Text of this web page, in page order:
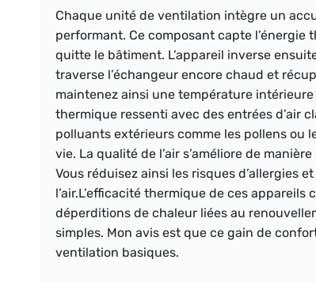
Chaque unité de ventilation intègre un
performant. Ce composant capte
quitte le bâtiment. L’appareil inverse
traverse l’échangeur encore chaud et
maintenez ainsi une température
thermique ressenti avec des entrées d’air
polluants extérieurs comme les pollens ou
vie. La qualité de l’air s’améliore de
Vous réduisez ainsi les risques d’allergies
l’air.L’efficacité thermique de ces
déperditions de chaleur liées au
simples. Mon avis est que ce gain de
ventilation basiques.